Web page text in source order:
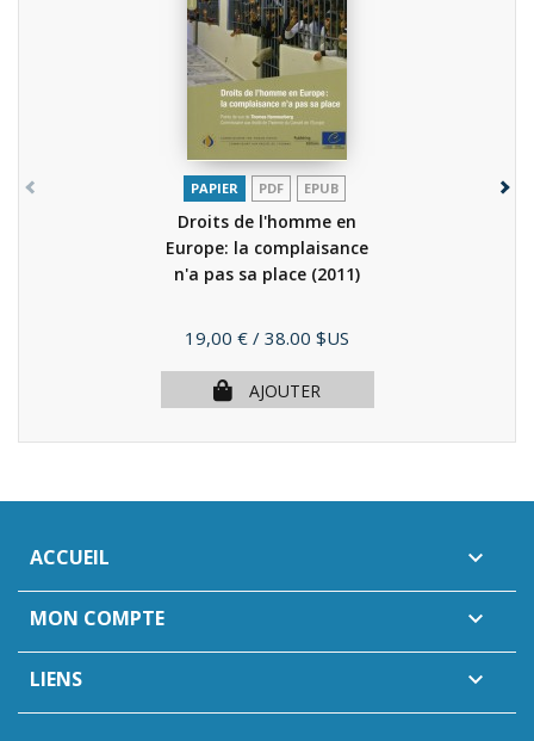
PAPIER PDF EPUB
Droits de l'homme en
Europe: la complaisance
n'a pas sa place (2011)
Prix
19,00 € / 38.00 $US
AJOUTER
ACCUEIL 
MON COMPTE 
LIENS 